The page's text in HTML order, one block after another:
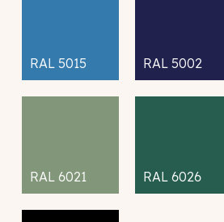
RAL 5015 RAL 5002
RAL 6021 RAL 6026